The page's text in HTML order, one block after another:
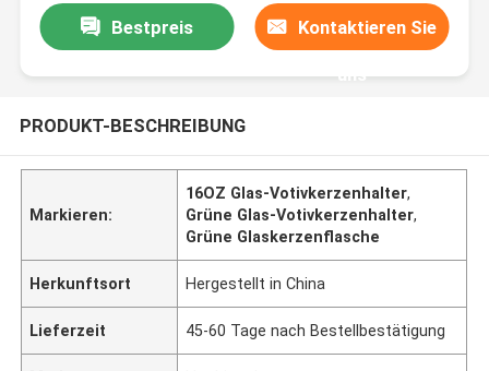
Bestpreis Kontaktieren Sie
uns
PRODUKT-BESCHREIBUNG
Markieren:
16OZ Glas-Votivkerzenhalter,
Grüne Glas-Votivkerzenhalter,
Grüne Glaskerzenflasche
Herkunftsort Hergestellt in China
Lieferzeit 45-60 Tage nach Bestellbestätigung